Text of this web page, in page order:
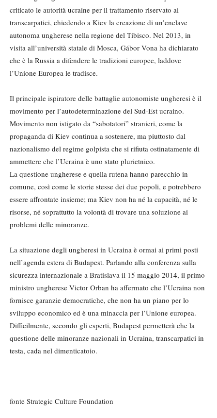
criticato le autorità ucraine per il trattamento riservato ai
transcarpatici, chiedendo a Kiev la creazione di un’enclave
autonoma ungherese nella regione del Tibisco. Nel 2013, in
visita all’università statale di Mosca, Gábor Vona ha dichiarato
che è la Russia a difendere le tradizioni europee, laddove
l’Unione Europea le tradisce.
Il principale ispiratore delle battaglie autonomiste ungheresi è il
movimento per l’autodeterminazione del Sud-Est ucraino.
Movimento non istigato da “sabotatori” stranieri, come la
propaganda di Kiev continua a sostenere, ma piuttosto dal
nazionalismo del regime golpista che si rifiuta ostinatamente di
ammettere che l’Ucraina è uno stato plurietnico.
La questione ungherese e quella rutena hanno parecchio in
comune, così come le storie stesse dei due popoli, e potrebbero
essere affrontate insieme; ma Kiev non ha né la capacità, né le
risorse, né soprattutto la volontà di trovare una soluzione ai
problemi delle minoranze.
La situazione degli ungheresi in Ucraina è ormai ai primi posti
nell’agenda estera di Budapest. Parlando alla conferenza sulla
sicurezza internazionale a Bratislava il 15 maggio 2014, il primo
ministro ungherese Victor Orban ha affermato che l’Ucraina non
fornisce garanzie democratiche, che non ha un piano per lo
sviluppo economico ed è una minaccia per l’Unione europea.
Difficilmente, secondo gli esperti, Budapest permetterà che la
questione delle minoranze nazionali in Ucraina, transcarpatici in
testa, cada nel dimenticatoio.
fonte Strategic Culture Foundation